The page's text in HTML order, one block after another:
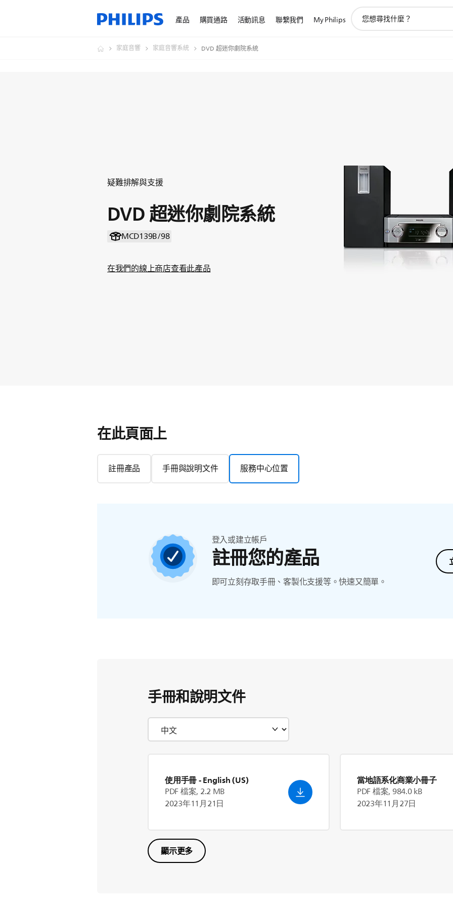
產品 購買通路 活動訊息 聯繫我們 My Philips
家庭音響 家庭音響系統 DVD 超迷你劇院系統
疑難排解與支援
DVD 超迷你劇院系統
MCD139B/98
在我們的線上商店查看此產品
在此頁面上
註冊產品 手冊與說明文件 服務中心位置
登入或建立帳戶
註冊您的產品
即可立刻存取手冊、客製化支援等。快速又簡單。
手冊和說明文件
使用手冊- English (US)
PDF 檔案, 2.2 MB
2023年11月21日
當地語系化商業小冊子
PDF 檔案, 984.0 kB
2023年11月27日
顯示更多